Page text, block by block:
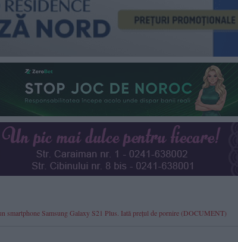
smartphone Samsung Galaxy S21 Plus. Iată prețul de pornire (DOCUMENT)